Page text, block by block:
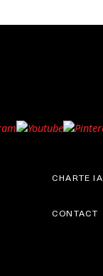
CHARTE IA
CONTACT